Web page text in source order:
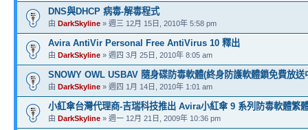
DNS與DHCP 病毒-解毒程式
由 DarkSkyline » 週三 12月 15日, 2010年 5:58 pm
Avira AntiVir Personal Free AntiVirus 10 釋出
由 DarkSkyline » 週四 3月 25日, 2010年 8:05 am
SNOWY OWL USBAV 隨身碟防毒軟體(終身防護軟體鎖免費放送
由 DarkSkyline » 週四 1月 14日, 2010年 1:01 am
小紅傘台灣代理商-吉瑞科技推出 Avira小紅傘 9 系列防毒軟體繁
由 DarkSkyline » 週一 12月 21日, 2009年 10:36 pm